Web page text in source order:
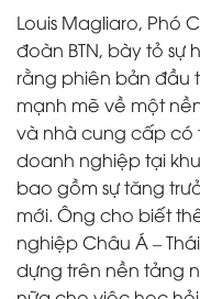
Louis Magliaro, Phó
đoàn BTN, bày tỏ sự
rằng phiên bản đầu
mạnh mẽ về một
và nhà cung cấp có
doanh nghiệp tại
bao gồm sự tăng
mới. Ông cho biết
nghiệp Châu Á –
dựng trên nền tảng